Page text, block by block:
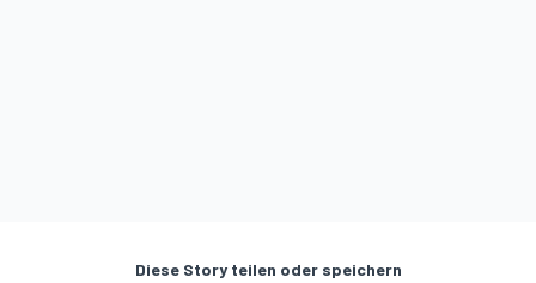
Diese Story teilen oder speichern